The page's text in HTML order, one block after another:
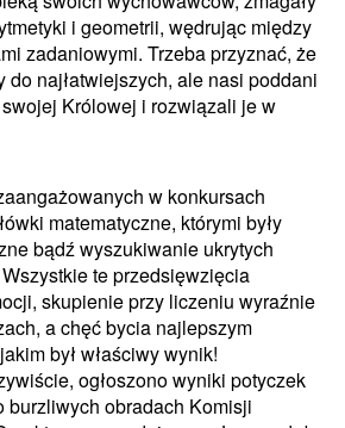
i geometrii, wędrując między
zadaniowymi. Trzeba przyznać, że
do najłatwiejszych, ale nasi poddani
Królowej i rozwiązali je w
w konkursach
matematyczne, którymi były
bądź wyszukiwanie ukrytych
te przedsięwzięcia
skupienie przy liczeniu wyraźnie
a chęć bycia najlepszym
był właściwy wynik!
ogłoszono wyniki potyczek
burzliwych obradach Komisji